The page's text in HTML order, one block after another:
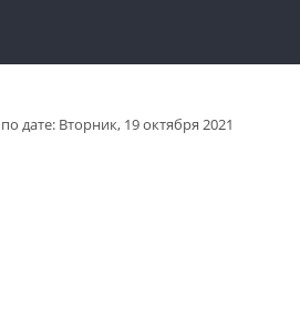
дате: Вторник, 19 октября 2021